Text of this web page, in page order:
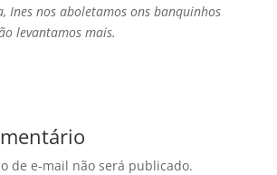
Ines nos aboletamos ons banquinhos
levantamos mais.
de e-mail não será publicado.